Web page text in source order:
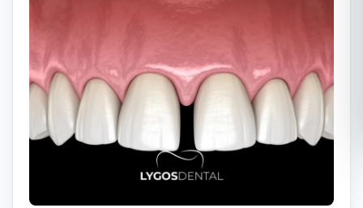
Română
Русский